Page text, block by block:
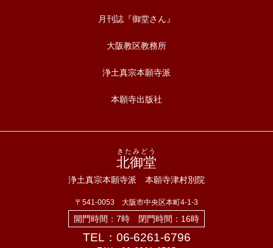
月刊誌『御堂さん』
大阪教区教務所
浄土真宗本願寺派
本願寺出版社
北御堂
きたみどう
浄土真宗本願寺派 本願寺津村別院
〒541-0053 大阪市中央区本町4-1-3
開門時間：7時 閉門時間：16時
TEL：06-6261-6796